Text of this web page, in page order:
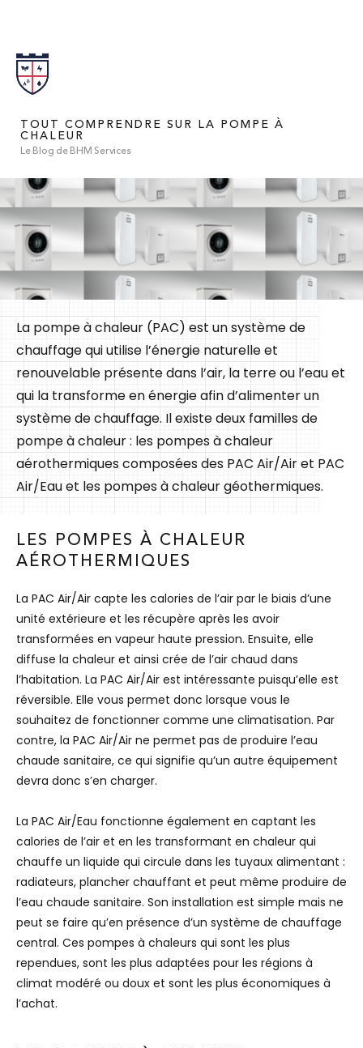
TOUT COMPRENDRE SUR LA POMPE À
CHALEUR
Le Blog de BHM Services
La pompe à chaleur (PAC) est un système de
chauffage qui utilise l’énergie naturelle et
renouvelable présente dans l’air, la terre ou l’eau et
qui la transforme en énergie afin d’alimenter un
système de chauffage. Il existe deux familles de
pompe à chaleur : les pompes à chaleur
aérothermiques composées des PAC Air/Air et PAC
Air/Eau et les pompes à chaleur géothermiques.
LES POMPES À CHALEUR
AÉROTHERMIQUES
La PAC Air/Air capte les calories de l’air par le biais d’une
unité extérieure et les récupère après les avoir
transformées en vapeur haute pression. Ensuite, elle
diffuse la chaleur et ainsi crée de l’air chaud dans
l’habitation. La PAC Air/Air est intéressante puisqu’elle est
réversible. Elle vous permet donc lorsque vous le
souhaitez de fonctionner comme une climatisation. Par
contre, la PAC Air/Air ne permet pas de produire l’eau
chaude sanitaire, ce qui signifie qu’un autre équipement
devra donc s’en charger.
La PAC Air/Eau fonctionne également en captant les
calories de l’air et en les transformant en chaleur qui
chauffe un liquide qui circule dans les tuyaux alimentant :
radiateurs, plancher chauffant et peut même produire de
l’eau chaude sanitaire. Son installation est simple mais ne
peut se faire qu’en présence d’un système de chauffage
central. Ces pompes à chaleurs qui sont les plus
rependues, sont les plus adaptées pour les régions à
climat modéré ou doux et sont les plus économiques à
l’achat.